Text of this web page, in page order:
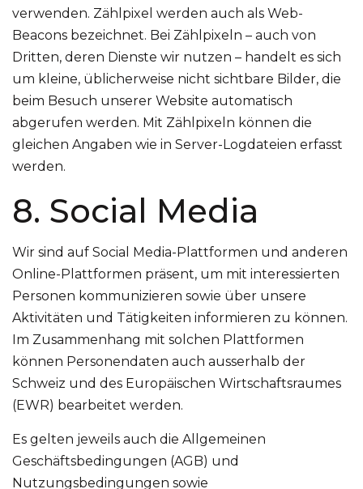
verwenden. Zählpixel werden auch als Web-
Beacons bezeichnet. Bei Zählpixeln – auch von
Dritten, deren Dienste wir nutzen – handelt es sich
um kleine, üblicherweise nicht sichtbare Bilder, die
beim Besuch unserer Website automatisch
abgerufen werden. Mit Zählpixeln können die
gleichen Angaben wie in Server-Logdateien erfasst
werden.
8. Social Media
Wir sind auf Social Media-Plattformen und anderen
Online-Plattformen präsent, um mit interessierten
Personen kommunizieren sowie über unsere
Aktivitäten und Tätigkeiten informieren zu können.
Im Zusammenhang mit solchen Plattformen
können Personendaten auch ausserhalb der
Schweiz und des Europäischen Wirtschaftsraumes
(EWR) bearbeitet werden.
Es gelten jeweils auch die Allgemeinen
Geschäftsbedingungen (AGB) und
Nutzungsbedingungen sowie